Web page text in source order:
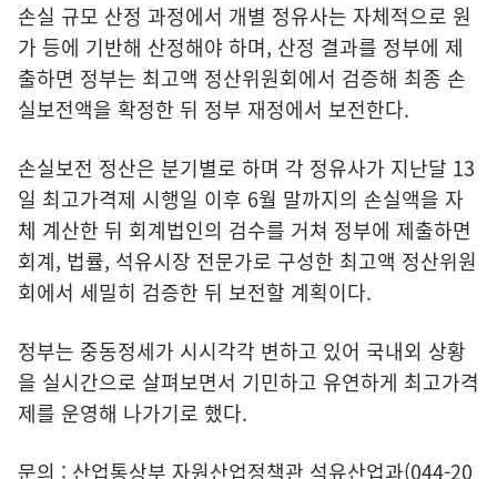
손실 규모 산정 과정에서 개별 정유사는 자체적으로 원
가 등에 기반해 산정해야 하며, 산정 결과를 정부에 제
출하면 정부는 최고액 정산위원회에서 검증해 최종 손
실보전액을 확정한 뒤 정부 재정에서 보전한다.
손실보전 정산은 분기별로 하며 각 정유사가 지난달 13
일 최고가격제 시행일 이후 6월 말까지의 손실액을 자
체 계산한 뒤 회계법인의 검수를 거쳐 정부에 제출하면
회계, 법률, 석유시장 전문가로 구성한 최고액 정산위원
회에서 세밀히 검증한 뒤 보전할 계획이다.
정부는 중동정세가 시시각각 변하고 있어 국내외 상황
을 실시간으로 살펴보면서 기민하고 유연하게 최고가격
제를 운영해 나가기로 했다.
문의 : 산업통상부 자원산업정책관 석유산업과(044-20